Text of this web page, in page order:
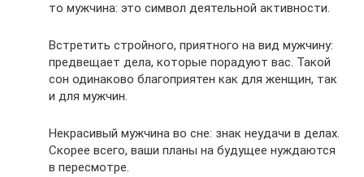
то мужчина: это символ деятельной активности.
Встретить стройного, приятного на вид мужчину:
предвещает дела, которые порадуют вас. Такой
сон одинаково благоприятен как для женщин, так
и для мужчин.
Некрасивый мужчина во сне: знак неудачи в делах.
Скорее всего, ваши планы на будущее нуждаются
в пересмотре.